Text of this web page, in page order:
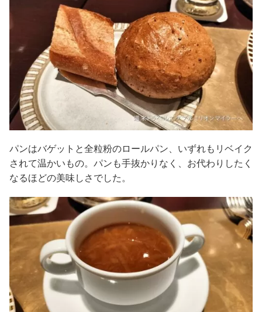
パンはバゲットと全粒粉のロールパン、いずれもリベイク
されて温かいもの。パンも手抜かりなく、お代わりしたく
なるほどの美味しさでした。